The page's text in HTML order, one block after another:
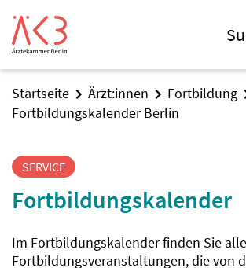
Startseite Ärzt:innen
Fortbildung
Fortbildungskalender Berlin
SERVICE
Fortbildungskalender
Im Fortbildungskalender finden Sie alle
Fortbildungsveranstaltungen, die von